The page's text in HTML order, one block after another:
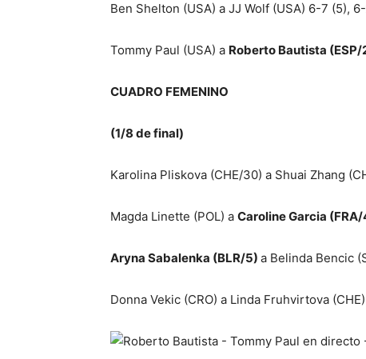
Ben Shelton (USA) a JJ Wolf (USA) 6-7 (5),
Tommy Paul (USA) a Roberto Bautista (ESP/
CUADRO FEMENINO
(1/8 de final)
Karolina Pliskova (CHE/30) a Shuai Zhang
Magda Linette (POL) a Caroline Garcia (FRA/
Aryna Sabalenka (BLR/5) a Belinda Bencic
Donna Vekic (CRO) a Linda Fruhvirtova